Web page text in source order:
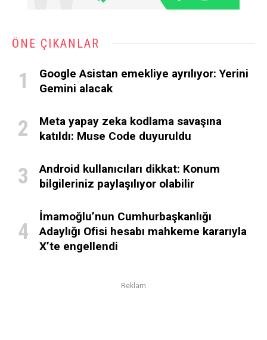
ÖNE ÇIKANLAR
Google Asistan emekliye ayrılıyor: Yerini
Gemini alacak
Meta yapay zeka kodlama savaşına
katıldı: Muse Code duyuruldu
Android kullanıcıları dikkat: Konum
bilgileriniz paylaşılıyor olabilir
İmamoğlu’nun Cumhurbaşkanlığı
Adaylığı Ofisi hesabı mahkeme kararıyla
X’te engellendi
Reklam